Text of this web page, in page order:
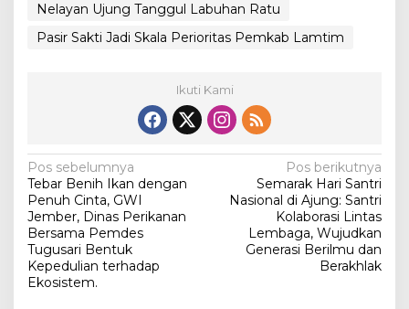
Nelayan Ujung Tanggul Labuhan Ratu
Pasir Sakti Jadi Skala Perioritas Pemkab Lamtim
Ikuti Kami
N
a
v
i
g
Pos sebelumnya
Tebar Benih Ikan dengan
Penuh Cinta, GWI
Jember, Dinas Perikanan
Bersama Pemdes
Tugusari Bentuk
Kepedulian terhadap
Ekosistem.
Pos berikutnya
Semarak Hari Santri
Nasional di Ajung: Santri
Kolaborasi Lintas
Lembaga, Wujudkan
Generasi Berilmu dan
Berakhlak